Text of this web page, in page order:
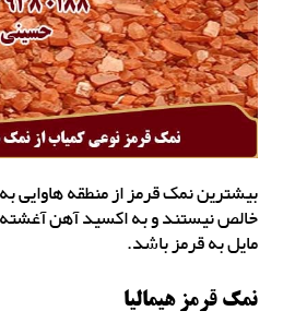
بیشترین نمک قرمز از منطقه هاوایی
خالص نیستند و به اکسید آهن آغشته
مایل به قرمز باشد.
نمک قرمز هیمالیا